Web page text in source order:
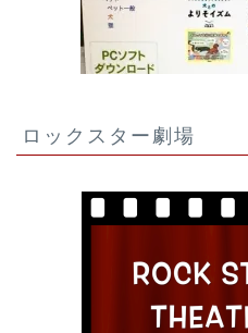
ロックスター劇場